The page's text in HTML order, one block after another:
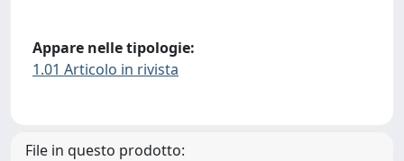
Appare nelle tipologie:
1.01 Articolo in rivista
File in questo prodotto: